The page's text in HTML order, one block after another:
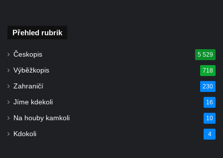
Kaple Nejsvětější Trojice ve Sněžné
Hřbitovní kaple v Horním Podluží
Kostel svaté Máří Magdalény v Božanově
Hrobka rodiny Brass na hřbitově v Dolním
Podluží
Kostel svatého Bartoloměje ve Velkém
Přehled rubrik
Českopis 5 529
Výběžkopis 718
Zahraničí 230
Jíme kdekoli 16
Na houby kamkoli 10
Kdokoli 4